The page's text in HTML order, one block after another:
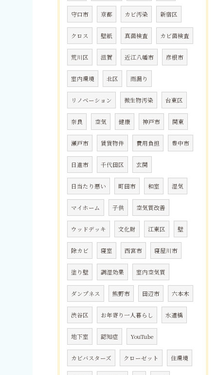
守口市 京都 カビ汚染 新宿区
クロス 壁紙 真菌検査 カビ菌検査
荒川区 滋賀 近江八幡市 彦根市
室内環境 北区 雨漏り
リノベーション 微生物汚染 台東区
奈良 空気 健康 神戸市 関東
瀬戸市 賃貸物件 費用負担 豊中市
日進市 千代田区 玄関
日当たり悪い 町田市 和室 湿気
マイホーム 子供 空気質改善
ウッドデッキ 文化財 江東区 壁
除カビ 寝室 西宮市 寝屋川市
塗り壁 調湿効果 室内空気質
ダンプネス 熊野市 田辺市 六本木
渋谷区 お年寄り一人暮らし 水道橋
地下室 認知症 YouTube
カビバスターズ クローゼット 住環境